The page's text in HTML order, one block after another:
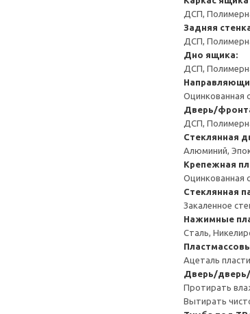
ДСП,
Задняя
ДСП,
Дно ящика:
ДСП,
Оцинкованная
Дверь/
ДСП,
Стеклянная
Алюминий,
Крепежная
Оцинкованная
Стеклянная
Закаленное
Нажимные
Сталь,
Ацеталь
Дверь/
Протирать
Вытирать